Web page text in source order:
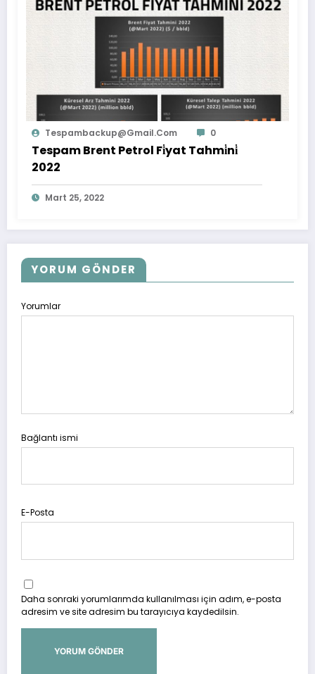
Tespambackup@gmail.com 0
Tespam Brent Petrol Fi̇yat Tahmi̇ni̇
2022
Mart 25, 2022
YORUM GÖNDER
Yorumlar
Bağlantı ismi
E-Posta
Daha sonraki yorumlarımda kullanılması için adım, e-posta
adresim ve site adresim bu tarayıcıya kaydedilsin.